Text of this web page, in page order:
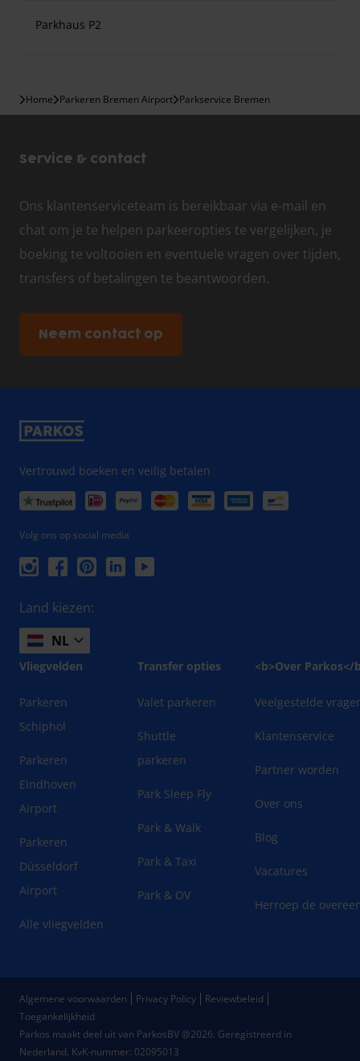
Parkhaus P2
Home Parkeren Bremen Airport Parkservice Bremen
Service & contact
Ons klantenserviceteam is bereikbaar via e-mail en
chat om je te helpen parkeeropties te vergelijken, je
boeking te voltooien en eventuele vragen over tijden,
transfers of betalingen te beantwoorden.
Neem contact op
Vertrouwd boeken en veilig betalen
Volg ons op social media
Land kiezen:
NL
Vliegvelden
Parkeren
Schiphol
Parkeren
Eindhoven
Airport
Parkeren
Düsseldorf
Airport
Alle vliegvelden
Transfer opties
Valet parkeren
Shuttle
parkeren
Park Sleep Fly
Park & Walk
Park & Taxi
Park & OV
<b>Over Parkos</
Veelgestelde
Klantenservice
Partner worden
Over ons
Blog
Vacatures
Herroep de
Parkos maakt deel uit van ParkosBV @2026. Geregistreerd in
Nederland. KvK-nummer: 02095013
Algemene voorwaarden Privacy Policy
Reviewbeleid
Toegankelijkheid